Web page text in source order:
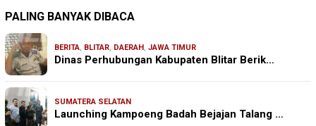
PALING BANYAK DIBACA
BERITA, BLITAR, DAERAH , JAWA TIMUR
Dinas Perhubungan Kabupaten Blitar Berik…
SUMATERA SELATAN
Launching Kampoeng Badah Bejajan Talang …